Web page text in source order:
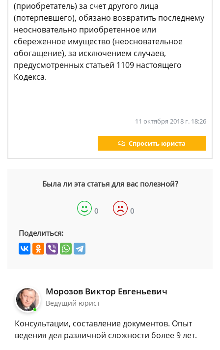
(приобретатель) за счет другого лица
(потерпевшего), обязано возвратить последнему
неосновательно приобретенное или
сбереженное имущество (неосновательное
обогащение), за исключением случаев,
предусмотренных статьей 1109 настоящего
Кодекса.
11 октября 2018 г. 18:26
Спросить юриста
Была ли эта статья для вас полезной?
0 0
Поделиться:
Морозов Виктор Евгеньевич
Ведущий юрист
Консультации, составление документов. Опыт
ведения дел различной сложности более 9 лет.